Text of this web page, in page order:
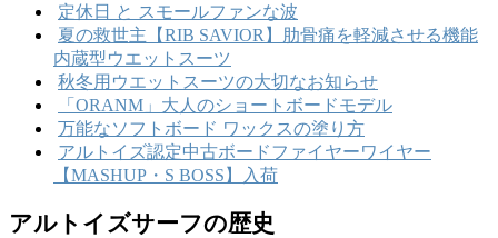
定休日 と スモールファンな波
夏の救世主【RIB SAVIOR】肋骨痛を軽減させる機能
内蔵型ウエットスーツ
秋冬用ウエットスーツの大切なお知らせ
「ORANM」大人のショートボードモデル
万能なソフトボード ワックスの塗り方
アルトイズ認定中古ボードファイヤーワイヤー
【MASHUP・S BOSS】入荷
アルトイズサーフの歴史